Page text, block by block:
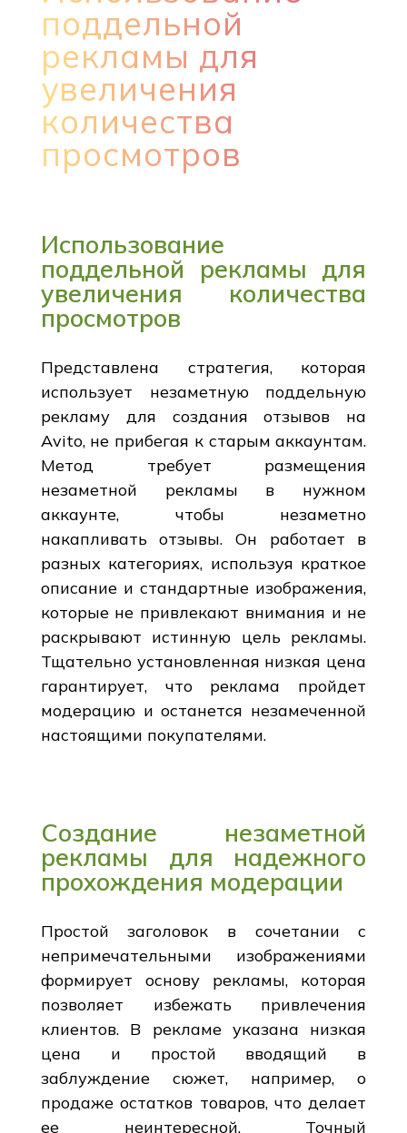
поддельной
рекламы для
увеличения
количества
просмотров
Использование
поддельной рекламы для
увеличения количества
просмотров
Представлена стратегия, которая
использует незаметную поддельную
рекламу для создания отзывов на
Avito, не прибегая к старым аккаунтам.
Метод требует размещения
незаметной рекламы в нужном
аккаунте, чтобы незаметно
накапливать отзывы. Он работает в
разных категориях, используя краткое
описание и стандартные изображения,
которые не привлекают внимания и не
раскрывают истинную цель рекламы.
Тщательно установленная низкая цена
гарантирует, что реклама пройдет
модерацию и останется незамеченной
настоящими покупателями.
Создание незаметной
рекламы для надежного
прохождения модерации
Простой заголовок в сочетании с
непримечательными изображениями
формирует основу рекламы, которая
позволяет избежать привлечения
клиентов. В рекламе указана низкая
цена и простой вводящий в
заблуждение сюжет, например, о
продаже остатков товаров, что делает
ее неинтересной. Точный